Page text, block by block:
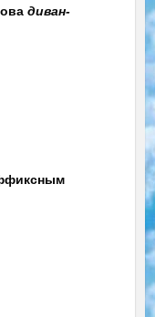
диван-